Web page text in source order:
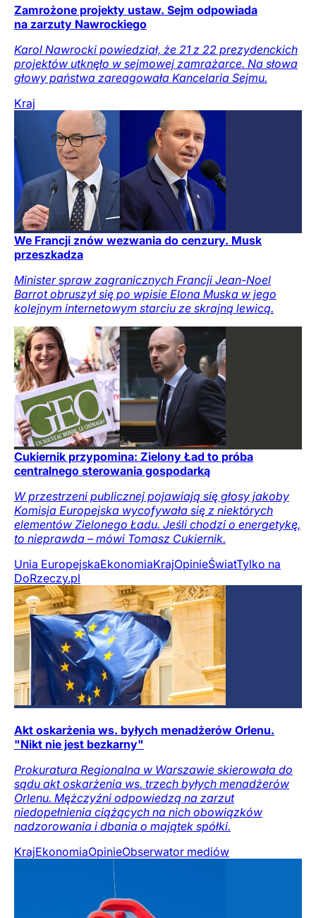
Zamrożone projekty ustaw. Sejm odpowiada
na zarzuty Nawrockiego
Karol Nawrocki powiedział, że 21 z 22 prezydenckich
projektów utknęło w sejmowej zamrażarce. Na słowa
głowy państwa zareagowała Kancelaria Sejmu.
Kraj
We Francji znów wezwania do cenzury. Musk
przeszkadza
Minister spraw zagranicznych Francji Jean-Noel
Barrot obruszył się po wpisie Elona Muska w jego
kolejnym internetowym starciu ze skrajną lewicą.
Cukiernik przypomina: Zielony Ład to próba
centralnego sterowania gospodarką
W przestrzeni publicznej pojawiają się głosy jakoby
Komisja Europejska wycofywała się z niektórych
elementów Zielonego Ładu. Jeśli chodzi o energetykę,
to nieprawda – mówi Tomasz Cukiernik.
Unia EuropejskaEkonomiaKrajOpinieŚwiatTylko na
DoRzeczy.pl
Akt oskarżenia ws. byłych menadżerów Orlenu.
"Nikt nie jest bezkarny"
Prokuratura Regionalna w Warszawie skierowała do
sądu akt oskarżenia ws. trzech byłych menadżerów
Orlenu. Mężczyźni odpowiedzą na zarzut
niedopełnienia ciążących na nich obowiązków
nadzorowania i dbania o majątek spółki.
KrajEkonomiaOpinieObserwator mediów